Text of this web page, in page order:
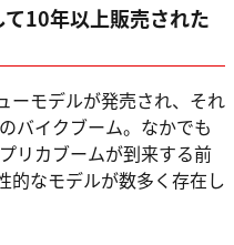
10年以上販売された
ーモデルが発売され、それ
バイクブーム。なかでも
リカブームが到来する前
的なモデルが数多く存在し